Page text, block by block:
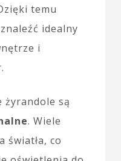
temu
idealny
i
żyrandole są
. Wiele
światła, co